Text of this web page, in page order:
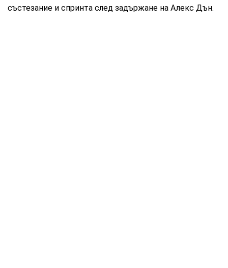
състезание и спринта след задържане на Алекс Дън.